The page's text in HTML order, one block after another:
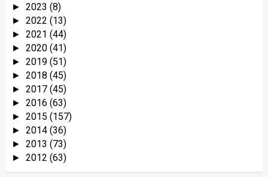
► 2023 (8)
► 2022 (13)
► 2021 (44)
► 2020 (41)
► 2019 (51)
► 2018 (45)
► 2017 (45)
► 2016 (63)
► 2015 (157)
► 2014 (36)
► 2013 (73)
► 2012 (63)